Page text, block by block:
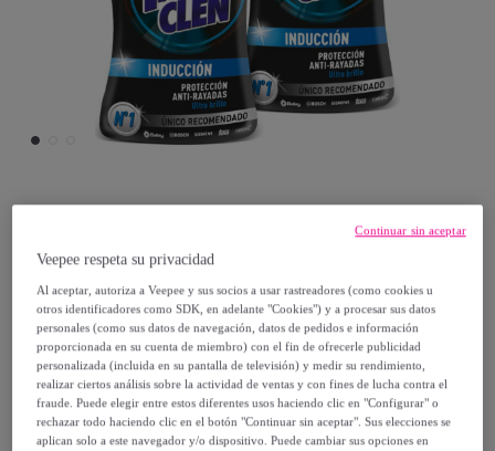
Limpiador de Inducción Induclen Spray,
pack 2 unidades x 450ml
Modelo: Limpiador de Inducción Induclen
Spray, pack 2 unidades x 450ml
16,15 €
Veepee respeta su privacidad
Al aceptar, autoriza a Veepee y sus socios a usar rastreadores (como cookies u
otros identificadores como SDK, en adelante "Cookies") y a procesar sus datos
personales (como sus datos de navegación, datos de pedidos e información
proporcionada en su cuenta de miembro) con el fin de ofrecerle publicidad
personalizada (incluida en su pantalla de televisión) y medir su rendimiento,
realizar ciertos análisis sobre la actividad de ventas y con fines de lucha contra el
fraude. Puede elegir entre estos diferentes usos haciendo clic en "Configurar" o
rechazar todo haciendo clic en el botón "Continuar sin aceptar". Sus elecciones se
aplican solo a este navegador y/o dispositivo. Puede cambiar sus opciones en
Continuar sin aceptar